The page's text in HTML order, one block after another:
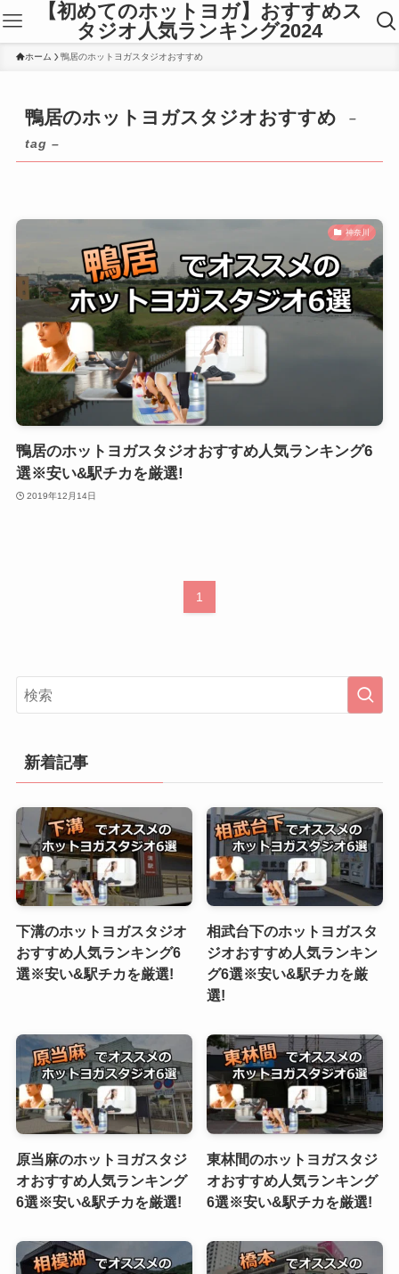
【初めてのホットヨガ】おすすめス
タジオ人気ランキング2024
ホーム 鴨居のホットヨガスタジオおすすめ
鴨居のホットヨガスタジオおすすめ
–
tag –
神奈川
鴨居のホットヨガスタジオおすすめ人気ランキング6
選※安い&駅チカを厳選!
2019年12月14日
1
新着記事
下溝のホットヨガスタジオ
おすすめ人気ランキング6
選※安い&駅チカを厳選!
相武台下のホットヨガスタ
ジオおすすめ人気ランキン
グ6選※安い&駅チカを厳
選!
原当麻のホットヨガスタジ
オおすすめ人気ランキング
6選※安い&駅チカを厳選!
東林間のホットヨガスタジ
オおすすめ人気ランキング
6選※安い&駅チカを厳選!